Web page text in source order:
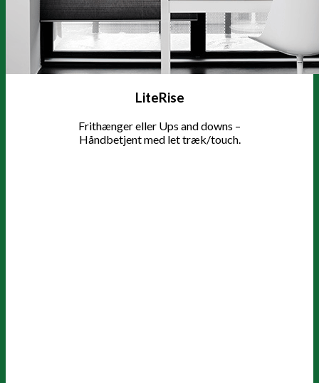
LiteRise
Frithænger eller Ups and downs –
Håndbetjent med let træk/touch.